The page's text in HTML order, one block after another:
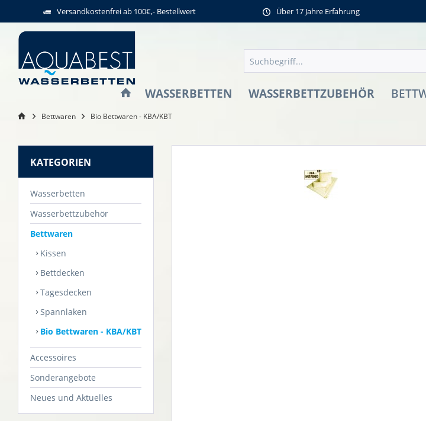
Versandkostenfrei ab 100€,- Bestellwert Über 17 Jahre Erfahrung
WASSERBETTEN WASSERBETTZUBEHÖR
Bettwaren Bio Bettwaren - KBA/KBT
KATEGORIEN
Wasserbetten
Wasserbettzubehör
Bettwaren
Kissen
Bettdecken
Tagesdecken
Spannlaken
Bio Bettwaren - KBA/KBT
Accessoires
Sonderangebote
Neues und Aktuelles